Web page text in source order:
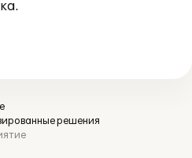
решения